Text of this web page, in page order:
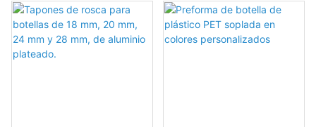
tapa abatible.